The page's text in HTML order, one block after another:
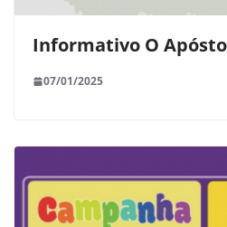
Informativo O
07/01/2025